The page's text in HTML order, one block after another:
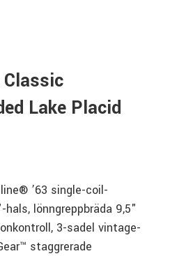
Classic
Lake Placid
’63 single-coil-
lönngreppbräda 9,5"
3-sadel vintage-
staggrerade